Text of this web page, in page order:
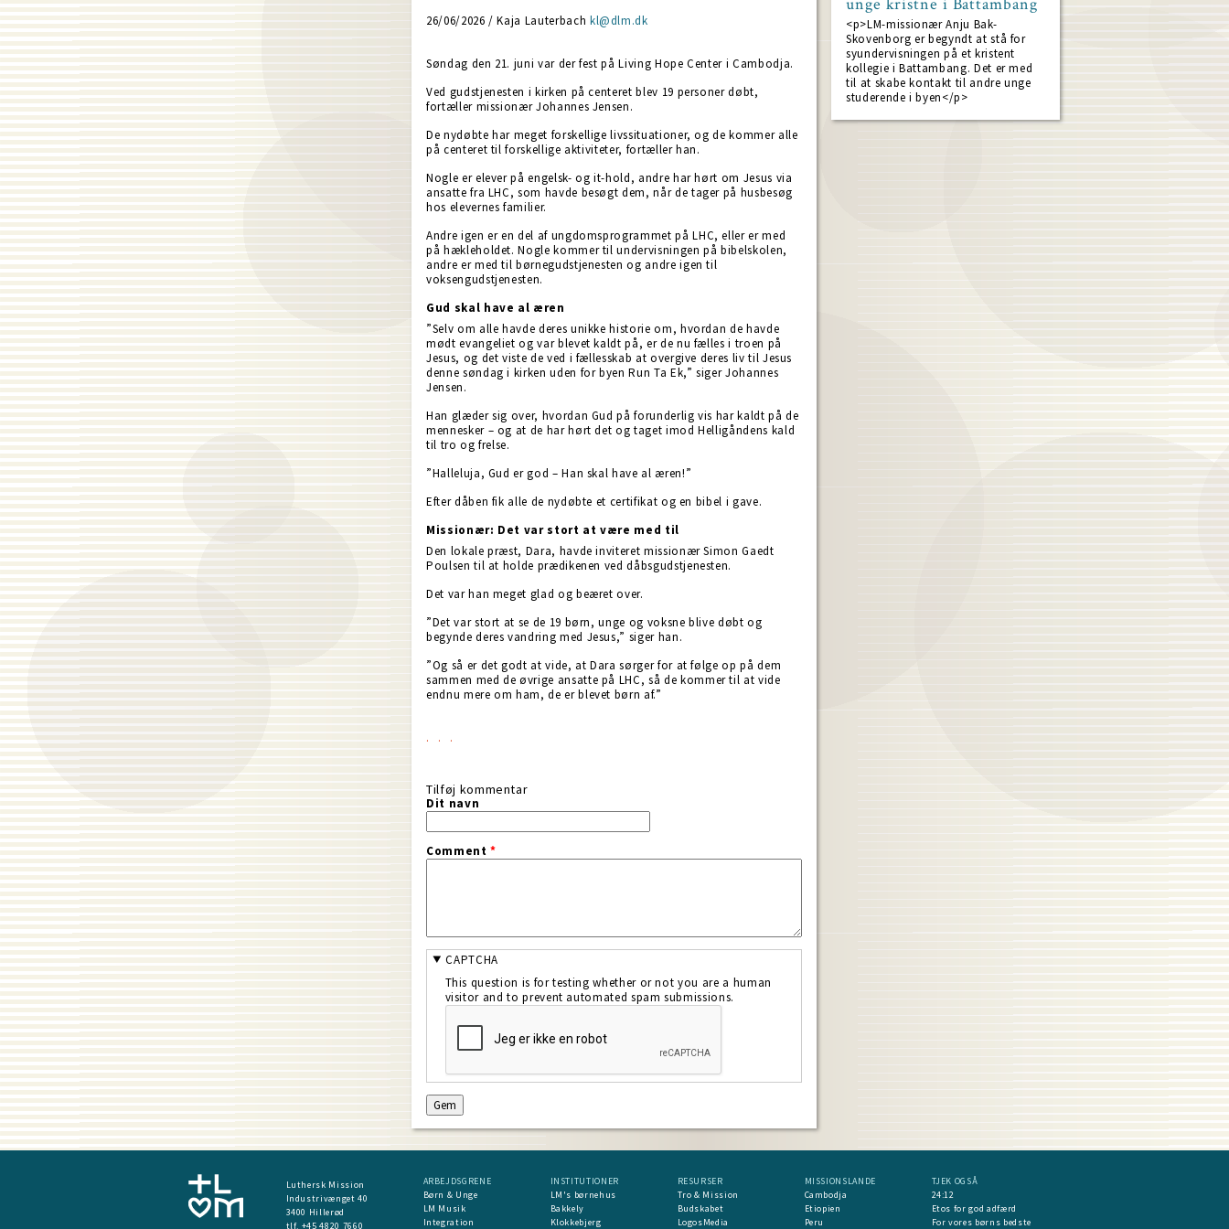
26/06/2026 / Kaja Lauterbach kl@dlm.dk
Søndag den 21. juni var der fest på Living Hope Center i Cambodja.
Ved gudstjenesten i kirken på centeret blev 19 personer døbt,
fortæller missionær Johannes Jensen.
De nydøbte har meget forskellige livssituationer, og de kommer alle
på centeret til forskellige aktiviteter, fortæller han.
Nogle er elever på engelsk- og it-hold, andre har hørt om Jesus via
ansatte fra LHC, som havde besøgt dem, når de tager på husbesøg
hos elevernes familier.
Andre igen er en del af ungdomsprogrammet på LHC, eller er med
på hækleholdet. Nogle kommer til undervisningen på bibelskolen,
andre er med til børnegudstjenesten og andre igen til
voksengudstjenesten.
Gud skal have al æren
”Selv om alle havde deres unikke historie om, hvordan de havde
mødt evangeliet og var blevet kaldt på, er de nu fælles i troen på
Jesus, og det viste de ved i fællesskab at overgive deres liv til Jesus
denne søndag i kirken uden for byen Run Ta Ek,” siger Johannes
Jensen.
Han glæder sig over, hvordan Gud på forunderlig vis har kaldt på de
mennesker – og at de har hørt det og taget imod Helligåndens kald
til tro og frelse.
”Halleluja, Gud er god – Han skal have al æren!”
Efter dåben fik alle de nydøbte et certifikat og en bibel i gave.
Missionær: Det var stort at være med til
Den lokale præst, Dara, havde inviteret missionær Simon Gaedt
Poulsen til at holde prædikenen ved dåbsgudstjenesten.
Det var han meget glad og beæret over.
”Det var stort at se de 19 børn, unge og voksne blive døbt og
begynde deres vandring med Jesus,” siger han.
”Og så er det godt at vide, at Dara sørger for at følge op på dem
sammen med de øvrige ansatte på LHC, så de kommer til at vide
endnu mere om ham, de er blevet børn af.”
Tilføj kommentar
Dit navn
Comment*
CAPTCHA
This question is for testing whether or not you are a human
visitor and to prevent automated spam submissions.
<p>LM-missionær Anju Bak-
Skovenborg er begyndt at stå for
syundervisningen på et kristent
kollegie i Battambang. Det er med
til at skabe kontakt til andre unge
studerende i byen</p>
Luthersk Mission
Industrivænget 40
3400 Hillerød
tlf. +45 4820 7660
ARBEJDSGRENE
Børn & Unge
LM Musik
Integration
INSTITUTIONER
LM's børnehus
Bakkely
Klokkebjerg
RESURSER
Tro & Mission
Budskabet
LogosMedia
MISSIONSLANDE
Cambodja
Etiopien
Peru
TJEK OGSÅ
24:12
Etos for god adfærd
For vores børns bedste